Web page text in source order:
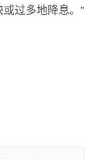
过多地降息。”